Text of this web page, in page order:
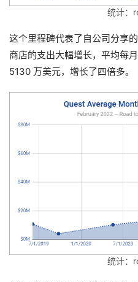
页
行
业
统计：
这个里程碑代表了自公司分享
商店的支出大幅增长，平均每
5130 万美元，增长了四倍多。
统计：